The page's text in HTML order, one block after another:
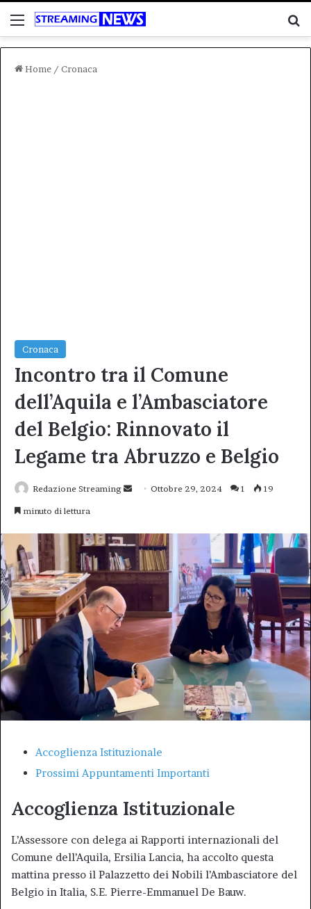
Menu
Home / Cronaca
Cronaca
Incontro tra il Comune
dell’Aquila e l’Ambasciatore
del Belgio: Rinnovato il
Legame tra Abruzzo e Belgio
Redazione Streaming
InviaOttobre 29, 2024 1 19
minuto di lettura
Accoglienza Istituzionale
Prossimi Appuntamenti Importanti
Accoglienza Istituzionale
L’Assessore con delega ai Rapporti internazionali del
Comune dell’Aquila, Ersilia Lancia, ha accolto questa
mattina presso il Palazzetto dei Nobili l’Ambasciatore del
Belgio in Italia, S.E. Pierre-Emmanuel De Bauw.